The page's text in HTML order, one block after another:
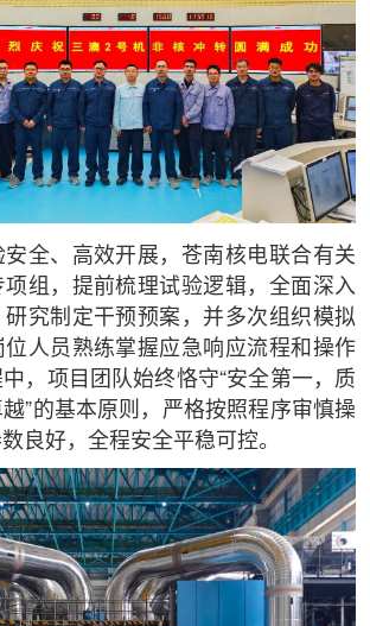
全、高效开展，苍南核电联合有关
组，提前梳理试验逻辑，全面深入
究制定干预预案，并多次组织模拟
人员熟练掌握应急响应流程和操作
，项目团队始终恪守“安全第一，质
”的基本原则，严格按照程序审慎操
良好，全程安全平稳可控。